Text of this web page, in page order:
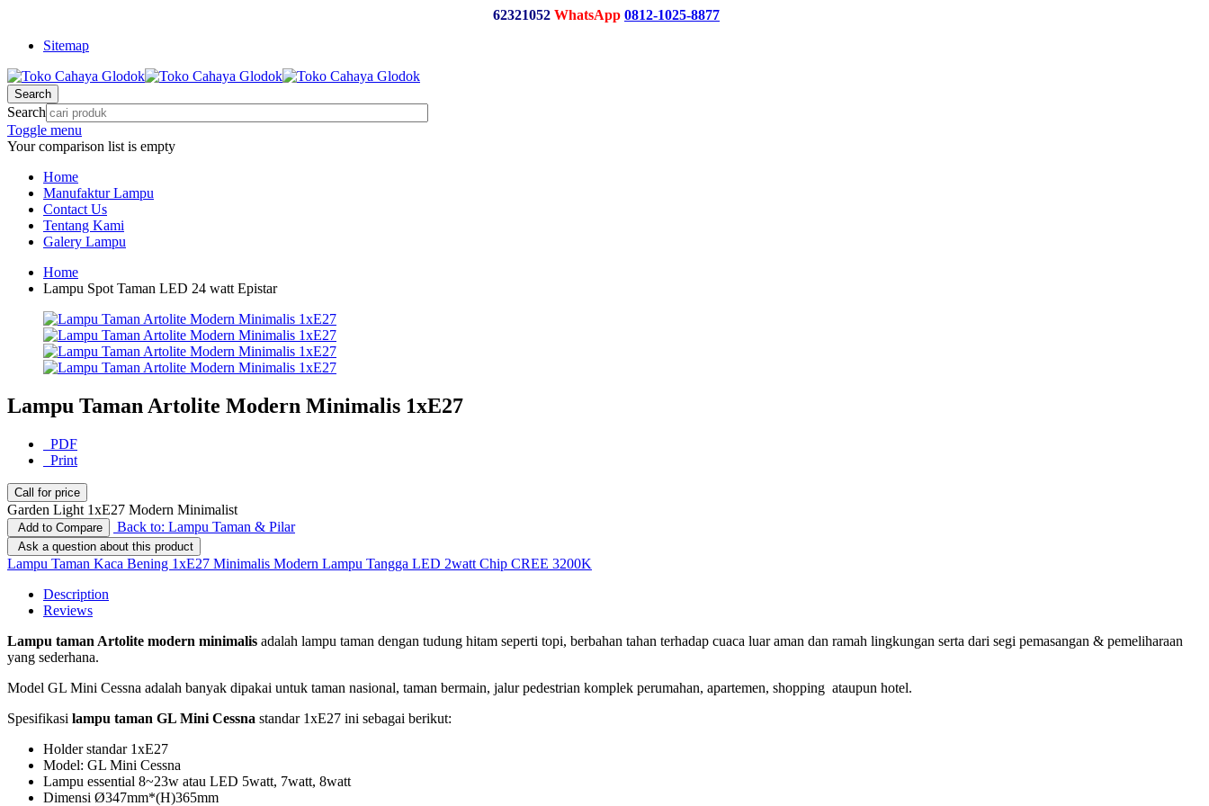
62321052 WhatsApp 0812-1025-8877
Sitemap
Search
Search
Toggle menu
Your comparison list is empty
Home
Manufaktur Lampu
Contact Us
Tentang Kami
Galery Lampu
Home
Lampu Spot Taman LED 24 watt Epistar
Lampu Taman Artolite Modern Minimalis 1xE27
PDF
Print
Call for price
Garden Light 1xE27 Modern Minimalist
Add to Compare Back to: Lampu Taman & Pilar
Ask a question about this product
Lampu Taman Kaca Bening 1xE27 Minimalis Modern Lampu Tangga LED 2watt Chip CREE 3200K
Description
Reviews
Lampu taman Artolite modern minimalis adalah lampu taman dengan tudung hitam seperti topi, berbahan tahan terhadap cuaca luar aman dan ramah lingkungan serta dari segi pemasangan & pemeliharaan
yang sederhana.
Model GL Mini Cessna adalah banyak dipakai untuk taman nasional, taman bermain, jalur pedestrian komplek perumahan, apartemen, shopping ataupun hotel.
Spesifikasi lampu taman GL Mini Cessna standar 1xE27 ini sebagai berikut:
Holder standar 1xE27
Model: GL Mini Cessna
Lampu essential 8~23w atau LED 5watt, 7watt, 8watt
Dimensi Ø347mm*(H)365mm